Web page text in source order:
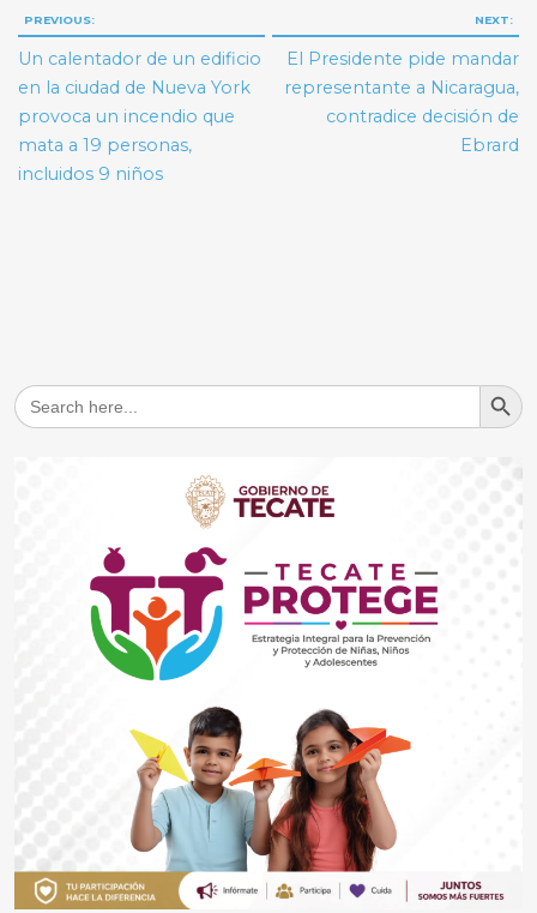
Navegación
de
entradas
PREVIOUS:
Un calentador de un edificio
en la ciudad de Nueva York
provoca un incendio que
mata a 19 personas,
incluidos 9 niños
NEXT:
El Presidente pide mandar
representante a Nicaragua,
contradice decisión de
Ebrard
Search
for:
Search